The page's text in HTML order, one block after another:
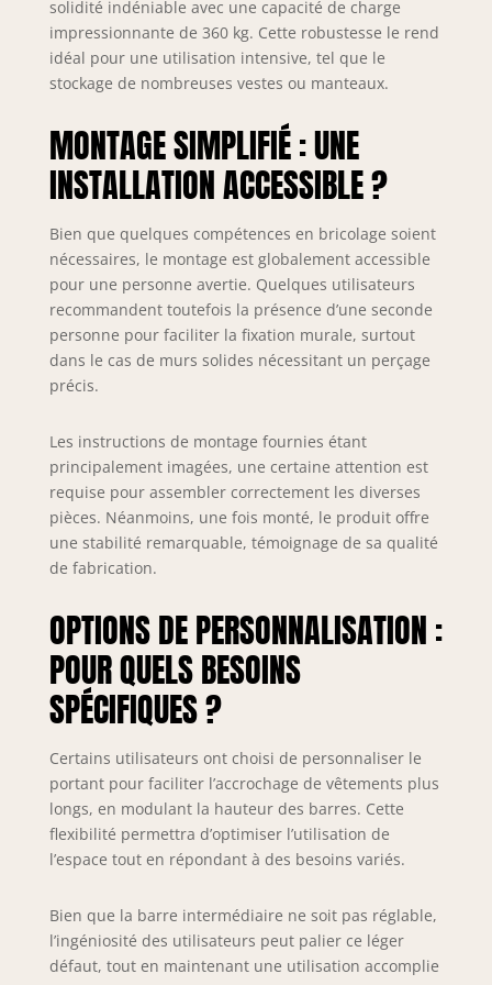
chemises et robes
tout en gardant
une vue
d'ensemble sur
PORTANT
VÊTEMENT MURAL
GAIN DE PLACE –
La fixation murale
utilise l’espace
vertical et libère le
sol. Idéal pour
chambre,
dressing, studio
ou entrée.
DRESSING
plusieurs portants
pamo pour créer
un dressing mural
personnalisé. Le
système peut
également être
(vendues
séparément) afin
d’ajouter de
l’espace de
ou boîtes.
solidité indéniable avec une capacité de charge
impressionnante de 360 kg. Cette robustesse le rend
idéal pour une utilisation intensive, tel que le
stockage de nombreuses vestes ou manteaux.
MONTAGE SIMPLIFIÉ : UNE
INSTALLATION ACCESSIBLE ?
Bien que quelques compétences en bricolage soient
nécessaires, le montage est globalement accessible
pour une personne avertie. Quelques utilisateurs
recommandent toutefois la présence d’une seconde
personne pour faciliter la fixation murale, surtout
dans le cas de murs solides nécessitant un perçage
précis.
Les instructions de montage fournies étant
principalement imagées, une certaine attention est
requise pour assembler correctement les diverses
pièces. Néanmoins, une fois monté, le produit offre
une stabilité remarquable, témoignage de sa qualité
de fabrication.
OPTIONS DE PERSONNALISATION :
POUR QUELS BESOINS
SPÉCIFIQUES ?
Certains utilisateurs ont choisi de personnaliser le
portant pour faciliter l’accrochage de vêtements plus
longs, en modulant la hauteur des barres. Cette
flexibilité permettra d’optimiser l’utilisation de
l’espace tout en répondant à des besoins variés.
Bien que la barre intermédiaire ne soit pas réglable,
l’ingéniosité des utilisateurs peut palier ce léger
défaut, tout en maintenant une utilisation accomplie